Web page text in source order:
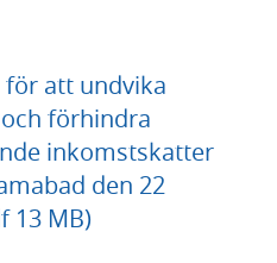
för att undvika
förhindra
inkomstskatter
den 22
13 MB)